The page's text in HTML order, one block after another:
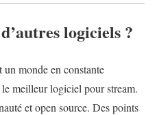
logiciels ?
monde en constante
meilleur logiciel pour stream.
et open source. Des points